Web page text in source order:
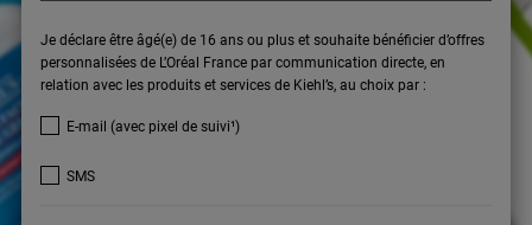
Je déclare être âgé(e) de 16 ans ou plus et souhaite bénéficier d’offres
personnalisées de L’Oréal France par communication directe, en
relation avec les produits et services de Kiehl’s, au choix par :
E-mail (avec pixel de suivi¹)
SMS